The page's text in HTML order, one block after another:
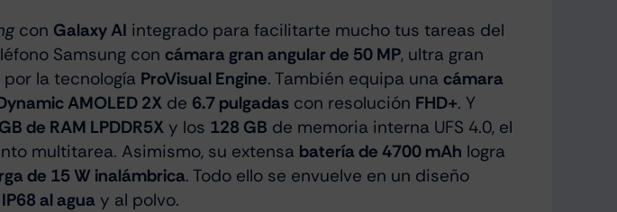
con Galaxy AI integrado para facilitarte mucho tus tareas del
Samsung con cámara gran angular de 50 MP, ultra gran
la tecnología ProVisual Engine. También equipa una cámara
AMOLED 2Xde 6.7 pulgadascon resolución FHD+. Y
de RAM LPDDR5Xy los 128 GB de memoria interna UFS 4.0, el
multitarea. Asimismo, su extensa batería de 4700 mAh logra
de 15 W inalámbrica. Todo ello se envuelve en un diseño
al agua y al polvo.